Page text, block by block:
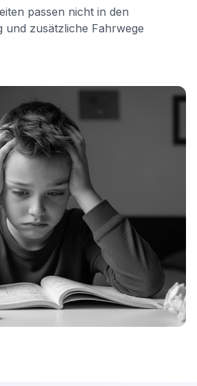
passen nicht in den
und zusätzliche Fahrwege